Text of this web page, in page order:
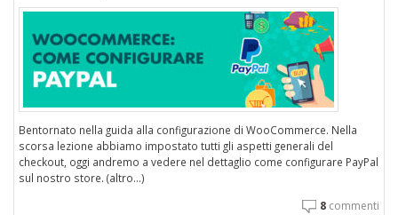
Bentornato nella guida alla configurazione di WooCommerce. Nella
scorsa lezione abbiamo impostato tutti gli aspetti generali del
checkout, oggi andremo a vedere nel dettaglio come configurare PayPal
sul nostro store. (altro…)
8 commenti